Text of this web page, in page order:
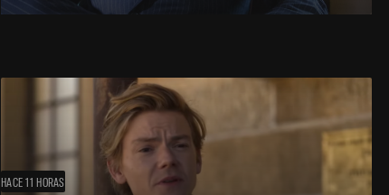
HACE 11 HORAS